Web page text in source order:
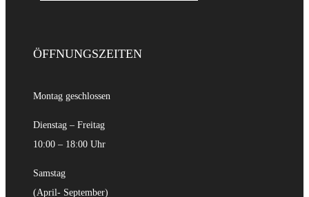
ÖFFNUNGSZEITEN
Montag geschlossen
Dienstag – Freitag
10:00 – 18:00 Uhr
Samstag
(April- September)